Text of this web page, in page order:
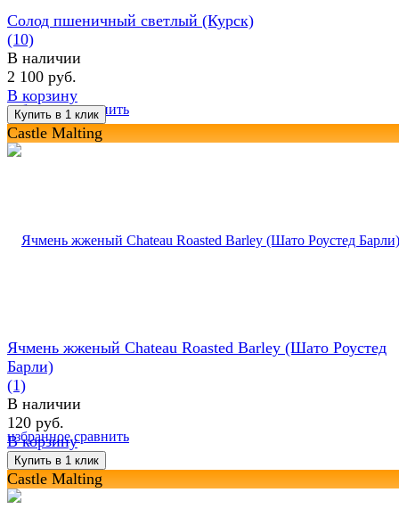
избранное сравнить
Солод пшеничный светлый (Курск)
(10)
В наличии
2 100 руб.
В корзину
Castle Malting
избранное сравнить
Ячмень жженый Chateau Roasted Barley (Шато Роустед
Барли)
(1)
В наличии
120 руб.
В корзину
Castle Malting